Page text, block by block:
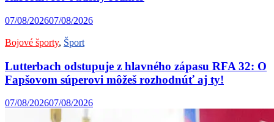
07/08/202607/08/2026
Bojové športy, Šport
Lutterbach odstupuje z hlavného zápasu RFA 32: O
Fapšovom súperovi môžeš rozhodnúť aj ty!
07/08/202607/08/2026